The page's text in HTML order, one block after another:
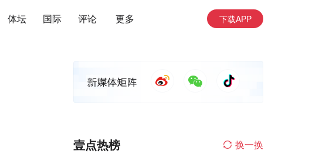
体坛 国际 评论 更多 下载APP
壹点热榜 换一换